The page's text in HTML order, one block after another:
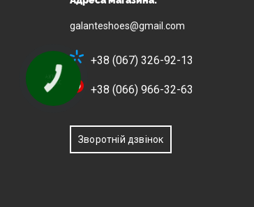
galanteshoes@gmail.com
+38 (067) 326-92-13
+38 (066) 966-32-63
Зворотній дзвінок